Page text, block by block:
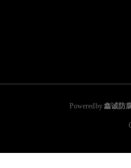
Powered by鑫诚防